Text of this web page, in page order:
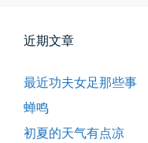
近期文章
最近功夫女足那些事
蝉鸣
初夏的天气有点凉